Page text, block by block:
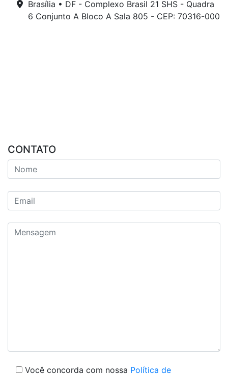
Brasília • DF - Complexo Brasil 21 SHS - Quadra
6 Conjunto A Bloco A Sala 805 - CEP: 70316-000
CONTATO
Você concorda com nossa Política de